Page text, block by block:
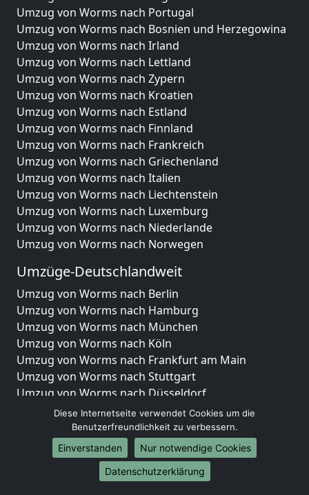
Umzug von Worms nach Portugal
Umzug von Worms nach Bosnien und Herzegowina
Umzug von Worms nach Irland
Umzug von Worms nach Lettland
Umzug von Worms nach Zypern
Umzug von Worms nach Kroatien
Umzug von Worms nach Estland
Umzug von Worms nach Finnland
Umzug von Worms nach Frankreich
Umzug von Worms nach Griechenland
Umzug von Worms nach Italien
Umzug von Worms nach Liechtenstein
Umzug von Worms nach Luxemburg
Umzug von Worms nach Niederlande
Umzug von Worms nach Norwegen
Umzüge-Deutschlandweit
Umzug von Worms nach Berlin
Umzug von Worms nach Hamburg
Umzug von Worms nach München
Umzug von Worms nach Köln
Umzug von Worms nach Frankfurt am Main
Umzug von Worms nach Stuttgart
Umzug von Worms nach Düsseldorf
Umzug von Worms nach Leipzig
Umzug von Worms nach Dortmund
Umzug von Worms nach Essen
Umzug von Worms nach Bremen
Umzug von Worms nach Dresden
Diese Internetseite verwendet Cookies um die
Benutzerfreundlichkeit zu verbessern.
Einverstanden
Nur notwendige Cookies
Datenschutzerklärung